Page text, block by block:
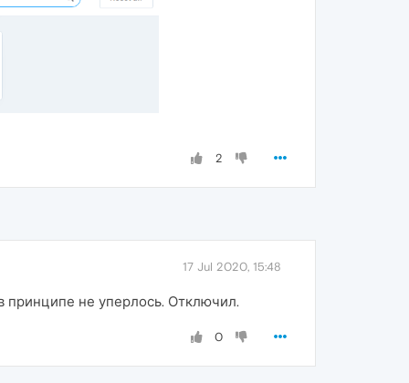
2
17 Jul 2020, 15:48
принципе не уперлось. Отключил.
0